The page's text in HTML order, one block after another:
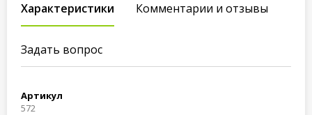
Характеристики Комментарии и отзывы
Задать вопрос
Артикул
572